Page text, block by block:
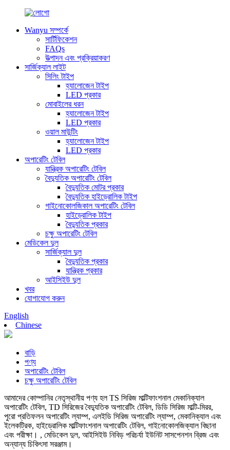
Wanyu সম্পর্কে
সার্টিফিকেশন
FAQs
উত্পাদন এবং প্রক্রিয়াকরণ
সার্জিক্যাল লাইট
সিলিং টাইপ
হ্যালোজেন টাইপ
LED প্রকার
মোবাইলের ধরন
হ্যালোজেন টাইপ
LED প্রকার
ওয়াল মাউন্টিং
হ্যালোজেন টাইপ
LED প্রকার
অপারেটিং টেবিল
যান্ত্রিক অপারেটিং টেবিল
বৈদ্যুতিক অপারেটিং টেবিল
বৈদ্যুতিক মোটর প্রকার
বৈদ্যুতিক হাইড্রোলিক টাইপ
গাইনোকোলজিকাল অপারেটিং টেবিল
হাইড্রোলিক টাইপ
বৈদ্যুতিক প্রকার
চক্ষু অপারেটিং টেবিল
মেডিকেল দুল
সার্জিক্যাল দুল
বৈদ্যুতিক প্রকার
যান্ত্রিক প্রকার
আইসিইউ দুল
খবর
যোগাযোগ করুন
English
Chinese
বাড়ি
পণ্য
অপারেটিং টেবিল
চক্ষু অপারেটিং টেবিল
আমাদের কোম্পানির নেতৃস্থানীয় পণ্য হল TS সিরিজ মাল্টিফাংশনাল মেকানিক্যাল
অপারেটিং টেবিল, TD সিরিজের বৈদ্যুতিক অপারেটিং টেবিল, ডিডি সিরিজ মাল্টি-মিরর,
পুরো প্রতিফলন অপারেটিং ল্যাম্প, এলইডি সিরিজ অপারেটিং ল্যাম্প, মেকানিক্যাল এবং
ইলেকট্রিক, হাইড্রোলিক মাল্টিফাংশনাল অপারেটিং টেবিল, গাইনোকোলজিক্যাল বিছানা
এবং পরীক্ষা। , মেডিকেল দুল, আইসিইউ নিবিড় পরিচর্যা ইউনিট সাসপেনশন ব্রিজ এবং
অন্যান্য চিকিৎসা সরঞ্জাম।